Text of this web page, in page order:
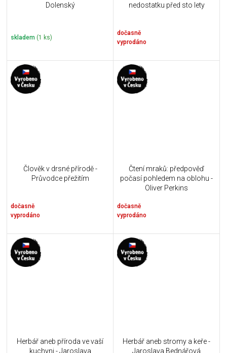
Dolenský
skladem (1 ks)
nedostatku před sto lety
dočasně
vyprodáno
Člověk v drsné přírodě -
Průvodce přežitím
dočasně
vyprodáno
Čtení mraků: předpověď
počasí pohledem na oblohu -
Oliver Perkins
dočasně
vyprodáno
Herbář aneb příroda ve vaší
kuchyni - Jaroslava
Herbář aneb stromy a keře -
Jaroslava Bednářová